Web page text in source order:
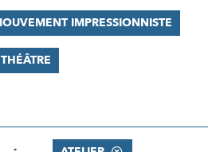
IMPRESSIONNISTE
THÉÂTRE